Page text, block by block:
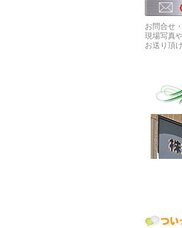
お問合せ
現場写真
お送り頂